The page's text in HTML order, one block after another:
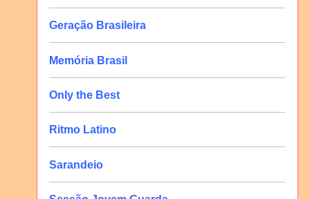
Geração Brasileira
Memória Brasil
Only the Best
Ritmo Latino
Sarandeio